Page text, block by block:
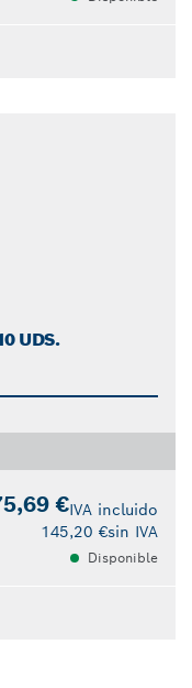
UDS.
€IVA incluido
145,20 €sin IVA
Disponible